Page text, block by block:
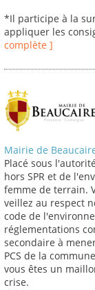
*Il participe à la
appliquer les
complète ]
Mairie de
Placé sous
hors SPR et de
femme de terrain.
veillez au respect
code de
réglementations
secondaire à
PCS de la
vous êtes un
crise.